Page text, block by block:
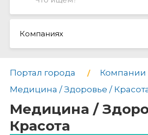
Компаниях
Портал города
Компании
Медицина / Здоровье /
Медицина /
Красота